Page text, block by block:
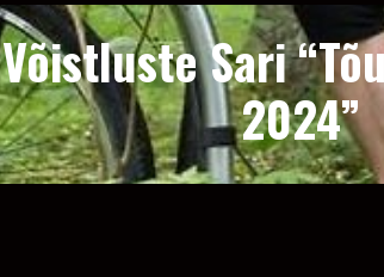
Võistluste Sari
2024”